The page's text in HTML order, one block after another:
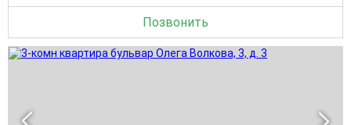
Позвонить